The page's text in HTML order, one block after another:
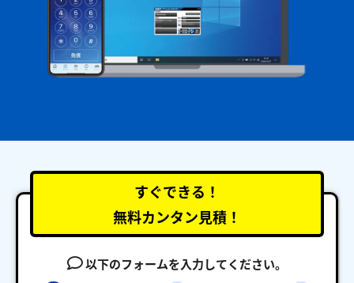
すぐできる！
無料カンタン見積！
以下のフォームを入力してください。